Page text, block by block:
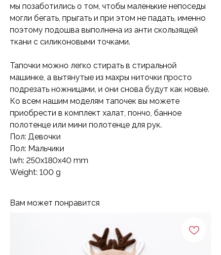
мы позаботились о том, чтобы маленькие непоседы
могли бегать, прыгать и при этом не падать, именно
поэтому подошва выполнена из анти скользящей
ткани с силиконовыми точками.
Тапочки можно легко стирать в стиральной
машинке, а вытянутые из махры ниточки просто
подрезать ножницами, и они снова будут как новые.
Ко всем нашим моделям тапочек вы можете
приобрести в комплект халат, пончо, банное
полотенце или мини полотенце для рук.
Пол: Девочки
Пол: Мальчики
lwh: 250x180x40 mm
Weight: 100 g
Вам может понравится